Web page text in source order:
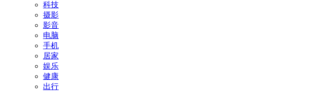
科技
摄影
影音
电脑
手机
居家
娱乐
健康
出行